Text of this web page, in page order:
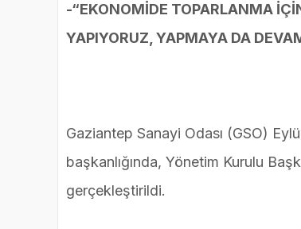
-“EKONOMİDE TOPARLANMA
YAPIYORUZ, YAPMAYA DA
Gaziantep Sanayi Odası (GSO)
başkanlığında, Yönetim Kurulu
gerçekleştirildi.